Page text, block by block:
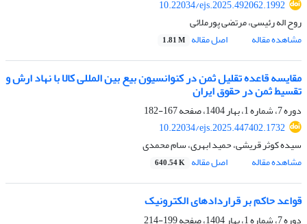
10.22034/ejs.2025.492062.1992
روح اله رئیسی، مرتضی پورملائی
مشاهده مقاله
اصل مقاله 1.81 M
مقایسه قاعده تقلیل ثمن در کنوانسیون بیع بین المللی کالا با نهاد ارش و
تقسیط ثمن در حقوق ایران
دوره 7، شماره 1، بهار 1404، صفحه
167-182
10.22034/ejs.2025.447402.1732
سیده کوثر قریشی، حمید ابهری، سام محمدی
مشاهده مقاله
اصل مقاله 640.54 K
قواعد حاکم بر قراردادهای الکترونیک